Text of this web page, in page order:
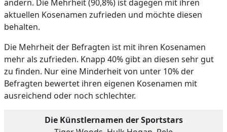
ändern. Die Mehrheit (90,8%) ist dagegen mit ihren
aktuellen Kosenamen zufrieden und möchte diesen
behalten.
Die Mehrheit der Befragten ist mit ihren Kosenamen
mehr als zufrieden. Knapp 40% gibt an diesen sehr gut
zu finden. Nur eine Minderheit von unter 10% der
Befragten bewertet ihren eigenen Kosenamen mit
ausreichend oder noch schlechter.
Die Künstlernamen der Sportstars